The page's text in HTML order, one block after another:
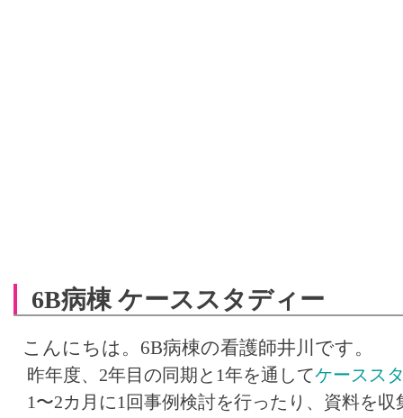
6B病棟 ケーススタディー
こんにちは。6B病棟の看護師井川です。
昨年度、2年目の同期と1年を通してケースス
1〜2カ月に1回事例検討を行ったり、資料を